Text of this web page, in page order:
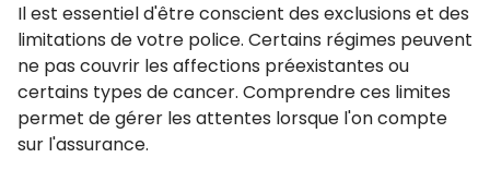
Il est essentiel d'être conscient des exclusions et des
limitations de votre police. Certains régimes peuvent
ne pas couvrir les affections préexistantes ou
certains types de cancer. Comprendre ces limites
permet de gérer les attentes lorsque l'on compte
sur l'assurance.